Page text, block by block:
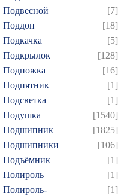
Подвесной
[7]
Поддон
[18]
Подкачка
[5]
Подкрылок
[128]
Подножка
[16]
Подпятник
[1]
Подсветка
[1]
Подушка
[1540]
Подшипник
[1825]
Подшипники
[106]
Подъёмник
[1]
Полироль
[1]
Полироль-
[1]